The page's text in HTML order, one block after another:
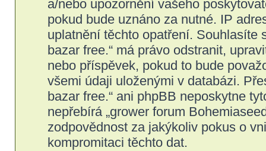
a/nebo upozornění vašeho
pokud bude uznáno za nutné. IP
uplatnění těchto opatření. Souhlasíte
bazar free.“ má právo odstranit,
nebo příspěvek, pokud to bude
všemi údaji uloženými v databázi.
bazar free.“ ani phpBB neposkytne
nepřebírá „grower forum
zodpovědnost za jakýkoliv pokus o
kompromitaci těchto dat.